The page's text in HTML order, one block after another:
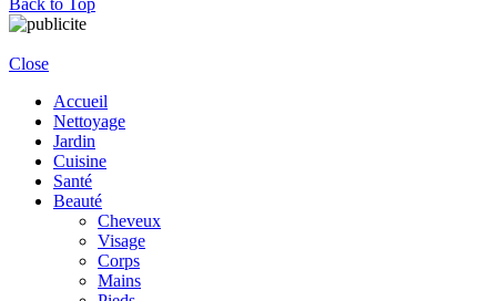
Back to Top
Close
Accueil
Nettoyage
Jardin
Cuisine
Santé
Beauté
Cheveux
Visage
Corps
Mains